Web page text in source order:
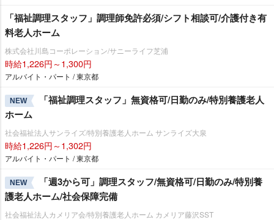
「福祉調理スタッフ」調理師免許必須/シフト相談可/介護付き有
料老人ホーム
株式会社川島コーポレーション/サニーライフ芝浦
時給1,226円～1,300円
アルバイト・パート / 東京都
NEW
「福祉調理スタッフ」無資格可/日勤のみ/特別養護老人
ホーム
社会福祉法人サンライズ/特別養護老人ホーム サンライズ大泉
時給1,226円～1,302円
アルバイト・パート / 東京都
NEW
「週3から可」調理スタッフ/無資格可/日勤のみ/特別養
護老人ホーム/社会保障完備
社会福祉法人カメリア会/特別養護老人ホーム カメリア藤沢SST